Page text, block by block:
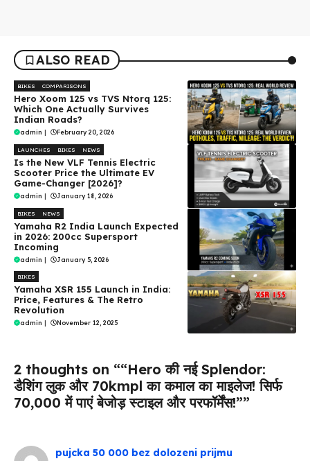
ALSO READ
BIKES COMPARISONS
Hero Xoom 125 vs TVS Ntorq 125:
Which One Actually Survives
Indian Roads?
admin February 20, 2026
LAUNCHES BIKES NEWS
Is the New VLF Tennis Electric
Scooter Price the Ultimate EV
Game-Changer [2026]?
admin | January 18, 2026
BIKES NEWS
Yamaha R2 India Launch Expected
in 2026: 200cc Supersport
Incoming
admin | January 5, 2026
BIKES
Yamaha XSR 155 Launch in India:
Price, Features & The Retro
Revolution
admin November 12, 2025
2 thoughts on ““Hero की नई Splendor:
डैशिंग लुक और 70kmpl का कमाल का माइलेज! सिर्फ
₹70,000 में पाएं बेजोड़ स्टाइल और परफॉर्मेंस!””
pujcka 50 000 bez dolozeni prijmu